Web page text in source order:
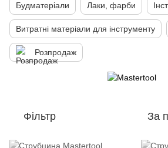
Будматеріали Лаки, фарби
Витратні матеріали для інструменту
Розпродаж
Фільтр За